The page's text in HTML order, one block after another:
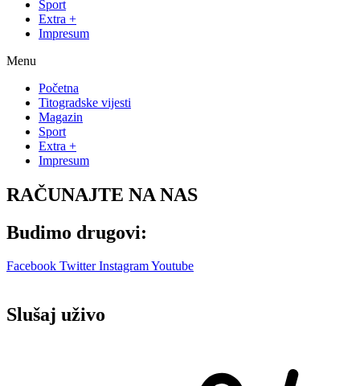
Sport
Extra +
Impresum
Menu
Početna
Titogradske vijesti
Magazin
Sport
Extra +
Impresum
RAČUNAJTE NA NAS
Budimo drugovi:
Facebook Twitter InstagramYoutube
Slušaj uživo